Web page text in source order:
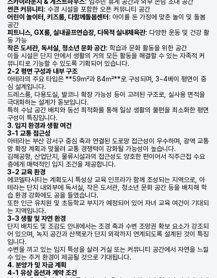
썬큰 커뮤니티 : 수경 시설을 포함한 오픈 커뮤니티 공간
어린이 놀이터, 키즈룸, 다함께돌봄센터: 아이를 둔 가정에 맞춘 놀이 및 돌봄
공간
피트니스, GX룸, 실내골프연습장, 다목적 실내체육관: 다양한 운동 및 건강 활
동 가능
작은 도서관, 독서실, 청소년 문화 공간: 학습과 문화 활동을 위한 공간
이들 시설은 단지 안에서 생활의 거의 모든 활동을 해결할 수 있는 자족적 커
뮤니티로 기능할 수 있도록 기획되어 있습니다.
2-2 평면 구성과 내부 구조
아테라의 주요 타입은 **59㎡과 84㎡**로 구성되며, 3~4베이 평면이 중
심 설계입니다.
드레스룸, 다용도실, 발코니 확장 가능성 등이 고려된 구조로, 실사용 면적을
극대화하는 설계가 돋보입니다.
특히 수납 공간 배치와 동선 최적화를 통해 일상 생활의 불편을 최소화한 평면
구성이 특징입니다.
3. 입지 환경과 생활 여건
3-1 교통 접근성
아테라는 부산 강서구 중심 축과 연결된 도로망 접근성이 우수하며, 광역 교통
망 확장 계획과 맞물려 교통 경쟁력이 강화될 가능성이 높습니다.
김해공항, 산업단지, 물류시설과의 접근성도 양호한 편이어서 직주근접 수요
층에게 매력적인 입지 조건을 제공합니다.
3-2 교육 환경
에코델타시티는 계획도시 특성상 교육 인프라가 함께 조성되는 지역으로, 아
테라는 단지 내외부에 독서실, 작은 도서관, 청소년 문화 공간 등을 배치해 학
습 환경 강화에도 공을 들였습니다.
또한 인근 유치원 및 초등학교 부지가 예정되어 있어 자녀 교육 여건이 기대되
는 지역입니다.
3-3 생활 및 자연 환경
단지 배치도 및 조감도 안내에서는 조경 축과 수변 조망권 확보 요소가 강조되
어 있으며, 녹지 공간과 산책로가 단지 외곽까지 연계되도록 설계된 것이 특징
입니다.
수변을 끼고 있는 입지 특성을 살려 거실 또는 커뮤니티 공간에서 자연을 느낄
수 있는 주거 환경이 제공될 것으로 기대됩니다.
4. 분양가 및 자금 계획
4-1 유상 옵션과 계약 조건